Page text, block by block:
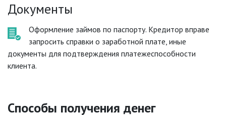
Документы
Оформление займов по паспорту. Кредитор вправе
запросить справки о заработной плате, иные
документы для подтверждения платежеспособности
клиента.
Способы получения денег